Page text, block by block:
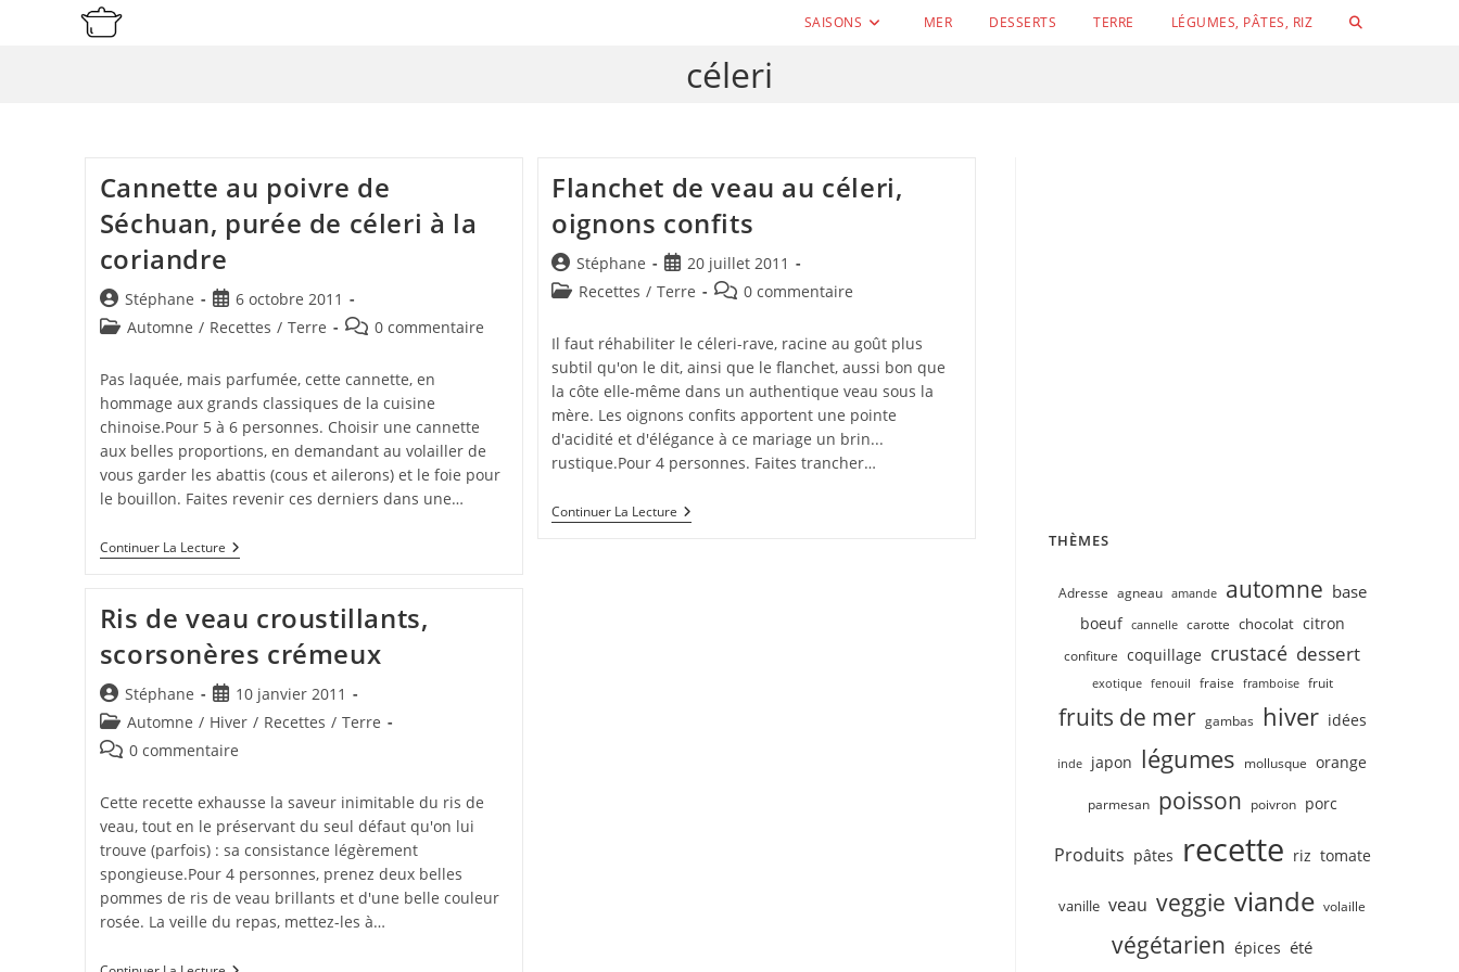
SAISONS MER DESSERTS TERRE LÉGUMES, PÂTES, RIZ TOGGLE
céleri
Cannette au poivre de
Séchuan, purée de céleri à la
coriandre
Auteur/autrice
de
Stéphane
Publication
publiée :
6 octobre 2011
PostAutomne / Recettes / Terre
Commentaires
la
publication :
0 commentaire
Pas laquée, mais parfumée, cette cannette, en
hommage aux grands classiques de la cuisine
chinoise.Pour 5 à 6 personnes. Choisir une cannette
aux belles proportions, en demandant au volailler de
vous garder les abattis (cous et ailerons) et le foie pour
le bouillon. Faites revenir ces derniers dans une…
Continuer La LectureCannette
Au
Séchuan,
Purée
De
Céleri
À
La
Coriandre
Flanchet de veau au céleri,
oignons confits
Auteur/autrice
de
Stéphane
Publication
publiée :
20 juillet 2011
PostRecettes / Terre
Commentaires
la
publication :
0 commentaire
Il faut réhabiliter le céleri-rave, racine au goût plus
subtil qu'on le dit, ainsi que le flanchet, aussi bon que
la côte elle-même dans un authentique veau sous la
mère. Les oignons confits apportent une pointe
d'acidité et d'élégance à ce mariage un brin...
rustique.Pour 4 personnes. Faites trancher…
Continuer La Lecture Flanchet
De
Ris de veau croustillants,
scorsonères crémeux
Auteur/autrice
de
la
publication :
Stéphane
Publication
publiée :
10 janvier 2011
Post
category:
Automne / Hiver / Recettes / Terre
Commentaires
la
publication :
0 commentaire
Cette recette exhausse la saveur inimitable du ris de
veau, tout en le préservant du seul défaut qu'on lui
trouve (parfois) : sa consistance légèrement
spongieuse.Pour 4 personnes, prenez deux belles
pommes de ris de veau brillants et d'une belle couleur
rosée. La veille du repas, mettez-les à…
THÈMES
Adresse agneau amande automne base
boeuf cannelle carotte chocolat citron
confiture coquillage crustacé dessert
exotique fenouil fraise framboise fruit
fruits de mer gambas hiver idées
inde japon légumes mollusque orange
parmesan poisson poivron porc
Produits pâtes recette riz tomate
vanille veau veggie viande volaille
végétarien épices été